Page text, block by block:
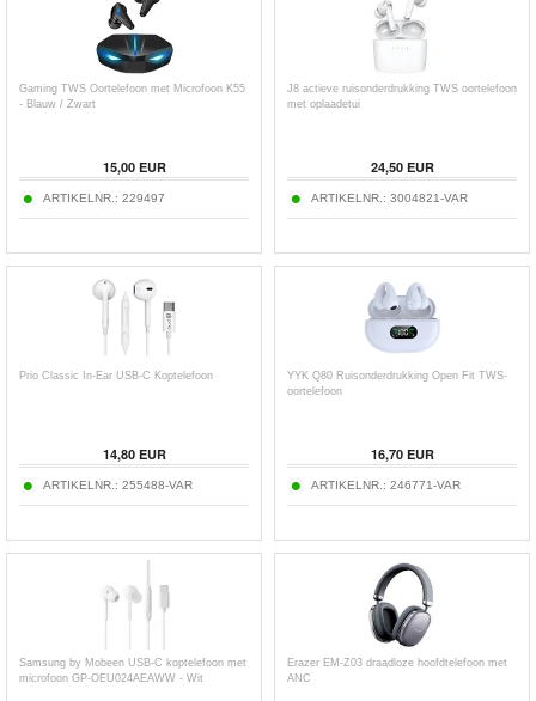
Gaming TWS Oortelefoon met Microfoon K55
- Blauw / Zwart
15,00EUR
ARTIKELNR.: 229497
J8 actieve ruisonderdrukking TWS oortelefoon
met oplaadetui
24,50EUR
ARTIKELNR.: 3004821-VAR
Prio Classic In-Ear USB-C Koptelefoon
14,80EUR
ARTIKELNR.: 255488-VAR
YYK Q80 Ruisonderdrukking Open Fit TWS-
oortelefoon
16,70EUR
ARTIKELNR.: 246771-VAR
Samsung by Mobeen USB-C koptelefoon met
microfoon GP-OEU024AEAWW - Wit
Erazer EM-Z03 draadloze hoofdtelefoon met
ANC